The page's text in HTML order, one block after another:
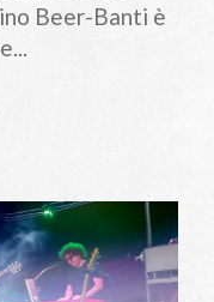
Beer-Banti è